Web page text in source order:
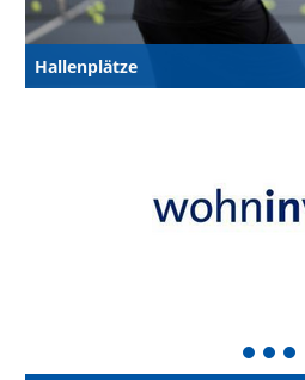
Hallenplätze
1 2 3